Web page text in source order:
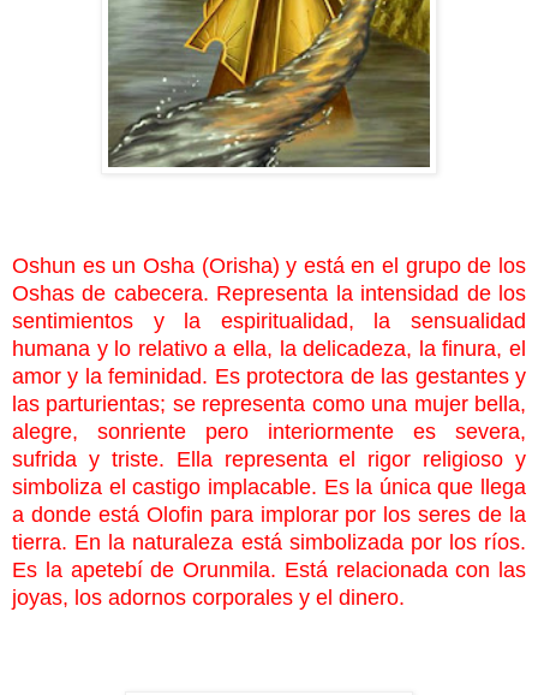
Oshun es un Osha (Orisha) y está en el grupo de los
Oshas de cabecera. Representa la intensidad de los
sentimientos y la espiritualidad, la sensualidad
humana y lo relativo a ella, la delicadeza, la finura, el
amor y la feminidad. Es protectora de las gestantes y
las parturientas; se representa como una mujer bella,
alegre, sonriente pero interiormente es severa,
sufrida y triste. Ella representa el rigor religioso y
simboliza el castigo implacable. Es la única que llega
a donde está Olofin para implorar por los seres de la
tierra. En la naturaleza está simbolizada por los ríos.
Es la apetebí de Orunmila. Está relacionada con las
joyas, los adornos corporales y el dinero.